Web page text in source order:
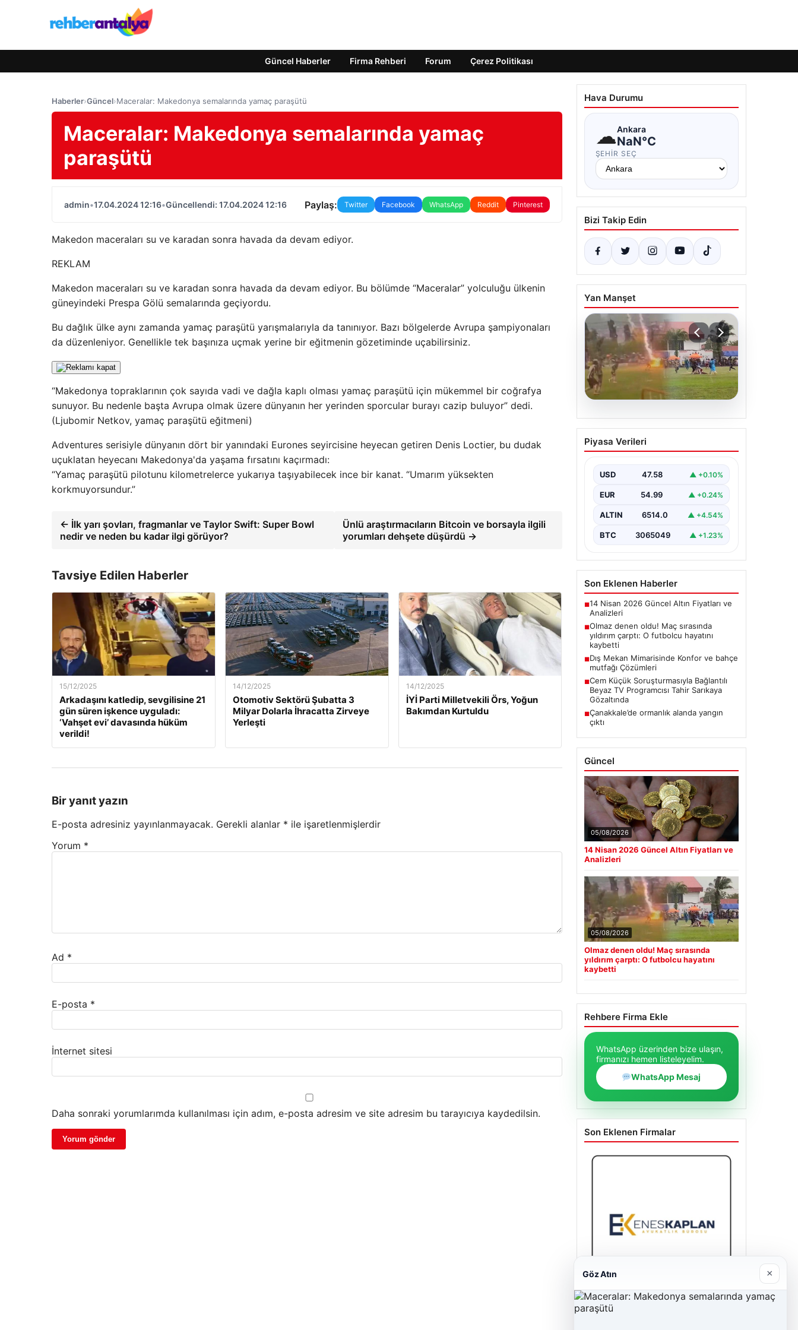
Güncel Haberler Firma Rehberi Forum Çerez Politikası
Haberler›Güncel›Maceralar: Makedonya semalarında yamaç paraşütü
Maceralar: Makedonya semalarında yamaç
paraşütü
admin•17.04.2024 12:16•Güncellendi: 17.04.2024 12:16 Paylaş: Twitter Facebook WhatsApp Reddit Pinterest
Makedon maceraları su ve karadan sonra havada da devam ediyor.
REKLAM
Makedon maceraları su ve karadan sonra havada da devam ediyor. Bu bölümde “Maceralar” yolculuğu ülkenin
güneyindeki Prespa Gölü semalarında geçiyordu.
Bu dağlık ülke aynı zamanda yamaç paraşütü yarışmalarıyla da tanınıyor. Bazı bölgelerde Avrupa şampiyonaları
da düzenleniyor. Genellikle tek başınıza uçmak yerine bir eğitmenin gözetiminde uçabilirsiniz.
“Makedonya topraklarının çok sayıda vadi ve dağla kaplı olması yamaç paraşütü için mükemmel bir coğrafya
sunuyor. Bu nedenle başta Avrupa olmak üzere dünyanın her yerinden sporcular burayı cazip buluyor” dedi.
(Ljubomir Netkov, yamaç paraşütü eğitmeni)
Adventures serisiyle dünyanın dört bir yanındaki Eurones seyircisine heyecan getiren Denis Loctier, bu dudak
uçuklatan heyecanı Makedonya'da yaşama fırsatını kaçırmadı:
“Yamaç paraşütü pilotunu kilometrelerce yukarıya taşıyabilecek ince bir kanat. “Umarım yüksekten
korkmuyorsundur.”
← İlk yarı şovları, fragmanlar ve Taylor Swift: Super Bowl
nedir ve neden bu kadar ilgi görüyor?
Ünlü araştırmacıların Bitcoin ve borsayla ilgili
yorumları dehşete düşürdü →
Tavsiye Edilen Haberler
15/12/2025
Arkadaşını katledip, sevgilisine 21
gün süren işkence uyguladı:
‘Vahşet evi’ davasında hüküm
verildi!
14/12/2025
Otomotiv Sektörü Şubatta 3
Milyar Dolarla İhracatta Zirveye
Yerleşti
14/12/2025
İYİ Parti Milletvekili Örs, Yoğun
Bakımdan Kurtuldu
Bir yanıt yazın
E-posta adresiniz yayınlanmayacak. Gerekli alanlar * ile işaretlenmişlerdir
Yorum *
Ad *
E-posta *
İnternet sitesi
Daha sonraki yorumlarımda kullanılması için adım, e-posta adresim ve site adresim bu tarayıcıya kaydedilsin.
Hava Durumu
☁Ankara
NaN°C
ŞEHIR SEÇ
Bizi Takip Edin
Yan Manşet
05.08.2026
Olmaz denen oldu! Maç
sırasında yıldırım çarptı:
kaybetti
Piyasa Verileri
USD 47.58 ▲ +0.10%
EUR 54.99 ▲ +0.24%
ALTIN 6514.0 ▲ +4.54%
BTC 3065049 ▲ +1.23%
Son Eklenen Haberler
■14 Nisan 2026 Güncel Altın Fiyatları ve
Analizleri
■Olmaz denen oldu! Maç sırasında
yıldırım çarptı: O futbolcu hayatını
kaybetti
■Dış Mekan Mimarisinde Konfor ve bahçe
mutfağı Çözümleri
■Cem Küçük Soruşturmasıyla Bağlantılı
Beyaz TV Programcısı Tahir Sarıkaya
Gözaltında
■Çanakkale’de ormanlık alanda yangın
çıktı
Güncel
05/08/2026
14 Nisan 2026 Güncel Altın Fiyatları ve
Analizleri
05/08/2026
Olmaz denen oldu! Maç sırasında
yıldırım çarptı: O futbolcu hayatını
kaybetti
Rehbere Firma Ekle
WhatsApp üzerinden bize ulaşın,
firmanızı hemen listeleyelim.
WhatsApp Mesaj
Son Eklenen Firmalar
Enes Kaplan Avukatlık Bürosu
Göz Atın ×